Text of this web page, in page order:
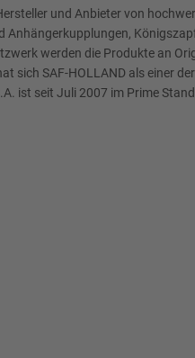
und Anbieter von
werden die Produkte an
SAF-HOLLAND als einer
ist seit Juli 2007 im Prime